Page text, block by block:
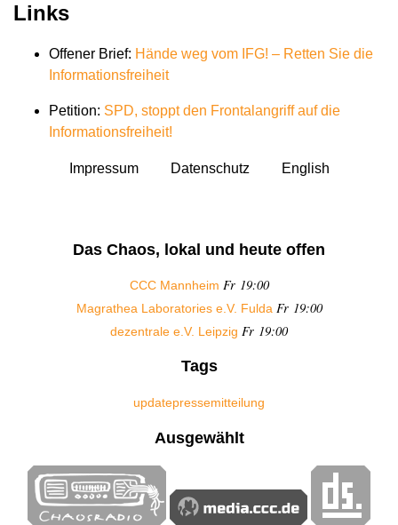
Links
Offener Brief: Hände weg vom IFG! – Retten Sie die
Informationsfreiheit
Petition: SPD, stoppt den Frontalangriff auf die
Informationsfreiheit!
Impressum Datenschutz English
Das Chaos, lokal und heute offen
CCC Mannheim Fr 19:00
Magrathea Laboratories e.V. Fulda Fr 19:00
dezentrale e.V. Leipzig Fr 19:00
Tags
updatepressemitteilung
Ausgewählt